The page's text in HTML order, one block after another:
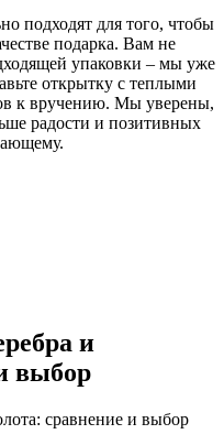
подходят для того, чтобы
подарка. Вам не
упаковки – мы уже
открытку с теплыми
к вручению. Мы уверены,
радости и позитивных
и
выбор
сравнение и выбор